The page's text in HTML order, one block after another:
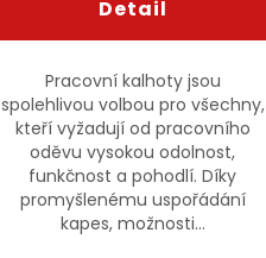
Pracovní kalhoty jsou
spolehlivou volbou pro všechny,
kteří vyžadují od pracovního
oděvu vysokou odolnost,
funkčnost a pohodlí. Díky
promyšlenému uspořádání
kapes, možnosti...